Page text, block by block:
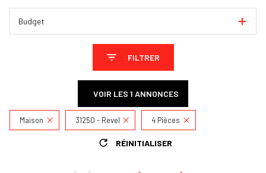
Budget
FILTRER
VOIR LES 1 ANNONCES
Maison 31250 - Revel 4 Pièces
RÉINITIALISER